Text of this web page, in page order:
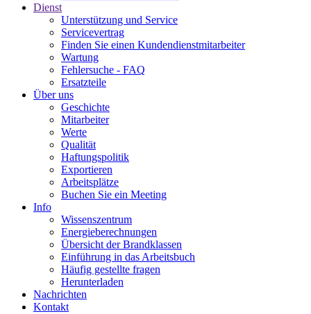
Dienst
Unterstützung und Service
Servicevertrag
Finden Sie einen Kundendienstmitarbeiter
Wartung
Fehlersuche - FAQ
Ersatzteile
Über uns
Geschichte
Mitarbeiter
Werte
Qualität
Haftungspolitik
Exportieren
Arbeitsplätze
Buchen Sie ein Meeting
Info
Wissenszentrum
Energieberechnungen
Übersicht der Brandklassen
Einführung in das Arbeitsbuch
Häufig gestellte fragen
Herunterladen
Nachrichten
Kontakt